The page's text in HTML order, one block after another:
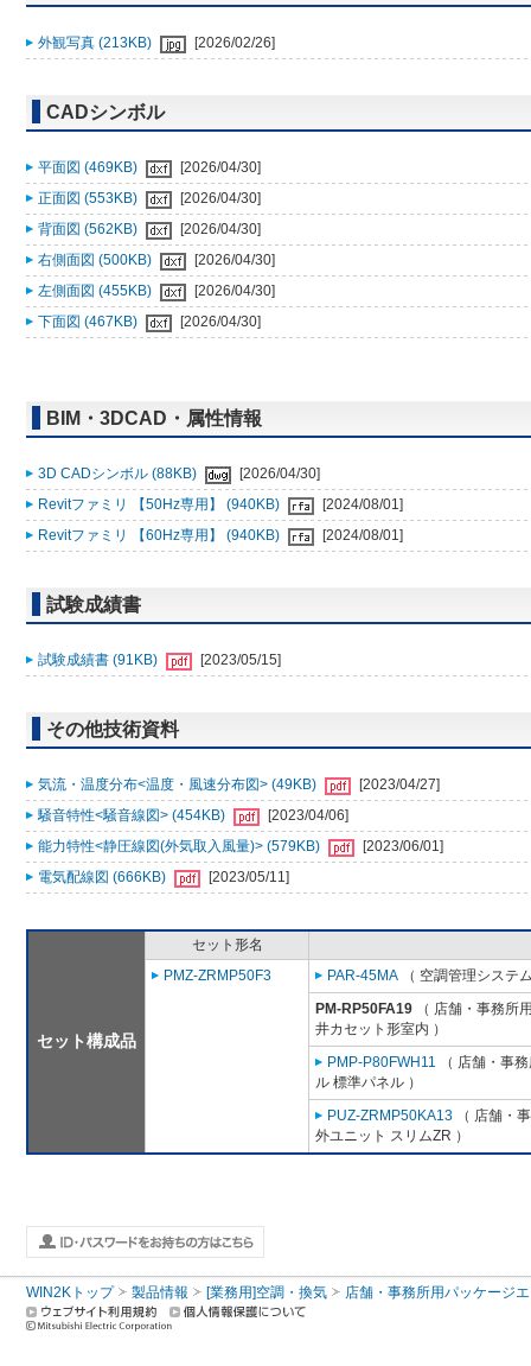
外観写真 (213KB) [2026/02/26]
CADシンボル
平面図 (469KB)
[2026/04/30]
正面図 (553KB)
[2026/04/30]
背面図 (562KB)
[2026/04/30]
右側面図 (500KB)
[2026/04/30]
左側面図 (455KB)
[2026/04/30]
下面図 (467KB)
[2026/04/30]
BIM・3DCAD・属性情報
3D CADシンボル (88KB)
[2026/04/30]
Revitファミリ 【50Hz専用】 (940KB)
[2024/08/01]
Revitファミリ 【60Hz専用】 (940KB)
[2024/08/01]
試験成績書
試験成績書 (91KB) [2023/05/15]
その他技術資料
気流・温度分布<温度・風速分布図> (49KB)
[2023/04/27]
騒音特性<騒音線図> (454KB)
[2023/04/06]
能力特性<静圧線図(外気取入風量)> (579KB)
[2023/06/01]
電気配線図 (666KB)
[2023/05/11]
セット構成品
セット形名
PMZ-ZRMP50F3
PAR-45MA （ 空調管理システ
PM-RP50FA19 （ 店舗・事務所
井カセット形室内 ）
PMP-P80FWH11 （ 店舗・事
ル 標準パネル ）
PUZ-ZRMP50KA13 （ 店舗・
外ユニット スリムZR ）
WIN2Kトップ 製品情報 [業務用]空調・換気 店舗・事務所用パッケージ